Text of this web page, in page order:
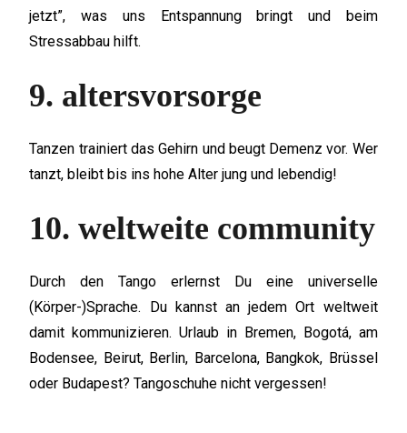
jetzt”, was uns Entspannung bringt und beim
Stressabbau hilft.
9. altersvorsorge
Tanzen trainiert das Gehirn und beugt Demenz vor. Wer
tanzt, bleibt bis ins hohe Alter jung und lebendig!
10. weltweite community
Durch den Tango erlernst Du eine universelle
(Körper-)Sprache. Du kannst an jedem Ort weltweit
damit kommunizieren. Urlaub in Bremen, Bogotá, am
Bodensee, Beirut, Berlin, Barcelona, Bangkok, Brüssel
oder Budapest? Tangoschuhe nicht vergessen!